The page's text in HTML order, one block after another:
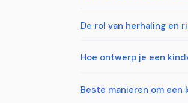
De rol van herhaling en
Hoe ontwerp je een
Beste manieren om